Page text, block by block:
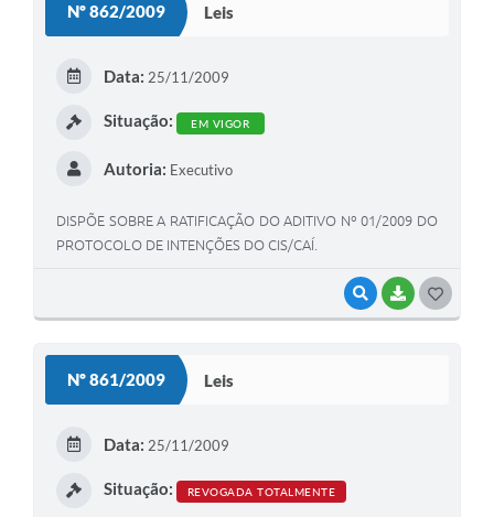
Nº 862/2009 Leis
VISUALIZAR
BAIXAR
Data: 25/11/2009
Situação: EM VIGOR
Autoria: Executivo
DISPÕE SOBRE A RATIFICAÇÃO DO ADITIVO Nº 01/2009 DO
PROTOCOLO DE INTENÇÕES DO CIS/CAÍ.
Nº 861/2009 Leis
Data: 25/11/2009
Situação: REVOGADA TOTALMENTE